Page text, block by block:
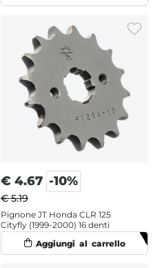
€ 4.67 -10%
€ 5.19
Pignone JT Honda CLR 125
Cityfly (1999-2000) 16 denti